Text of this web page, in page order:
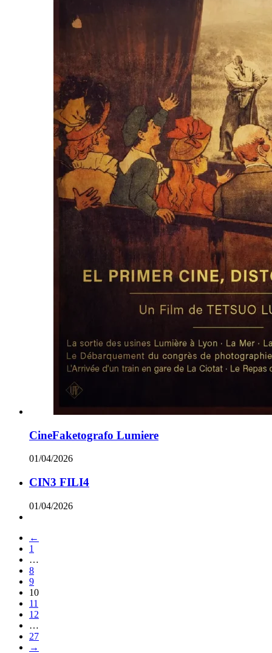
CineFaketografo Lumiere
01/04/2026
CIN3 FILI4
01/04/2026
←
1
…
8
9
10
11
12
…
27
→